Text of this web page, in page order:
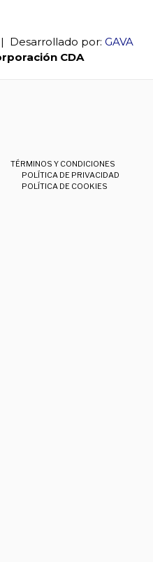
Desarrollado por: GAVA
CDA
TÉRMINOS Y CONDICIONES
POLÍTICA DE PRIVACIDAD
POLÍTICA DE COOKIES